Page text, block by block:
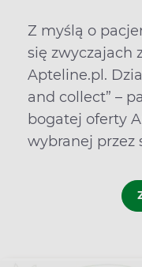
Z myślą o
się zwyczajach
Apteline.pl.
and collect” –
bogatej oferty
wybranej przez